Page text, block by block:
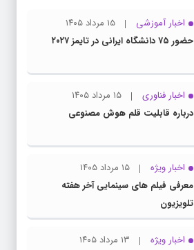
اخبار آموزشی
۱۵ مرداد ۱۴۰۵
حضور ۷۵ دانشگاه ایرانی در تایمز ۲۰۲۷
اخبار فناوری
۱۵ مرداد ۱۴۰۵
درباره قابلیت قلم هوش مصنوعی
اخبار ویژه
۱۵ مرداد ۱۴۰۵
معرفی فیلم های سینمایی آخر هفته
تلویزیون
اخبار ویژه
۱۳ مرداد ۱۴۰۵